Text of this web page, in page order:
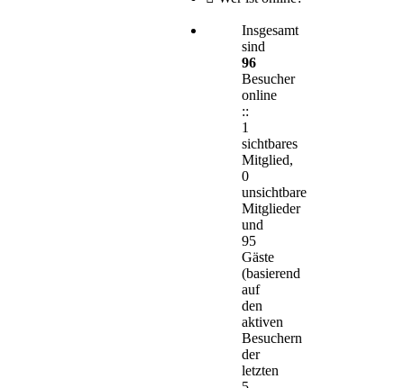
Insgesamt
sind
96
Besucher
online
::
1
sichtbares
Mitglied,
0
unsichtbare
Mitglieder
und
95
Gäste
(basierend
auf
den
aktiven
Besuchern
der
letzten